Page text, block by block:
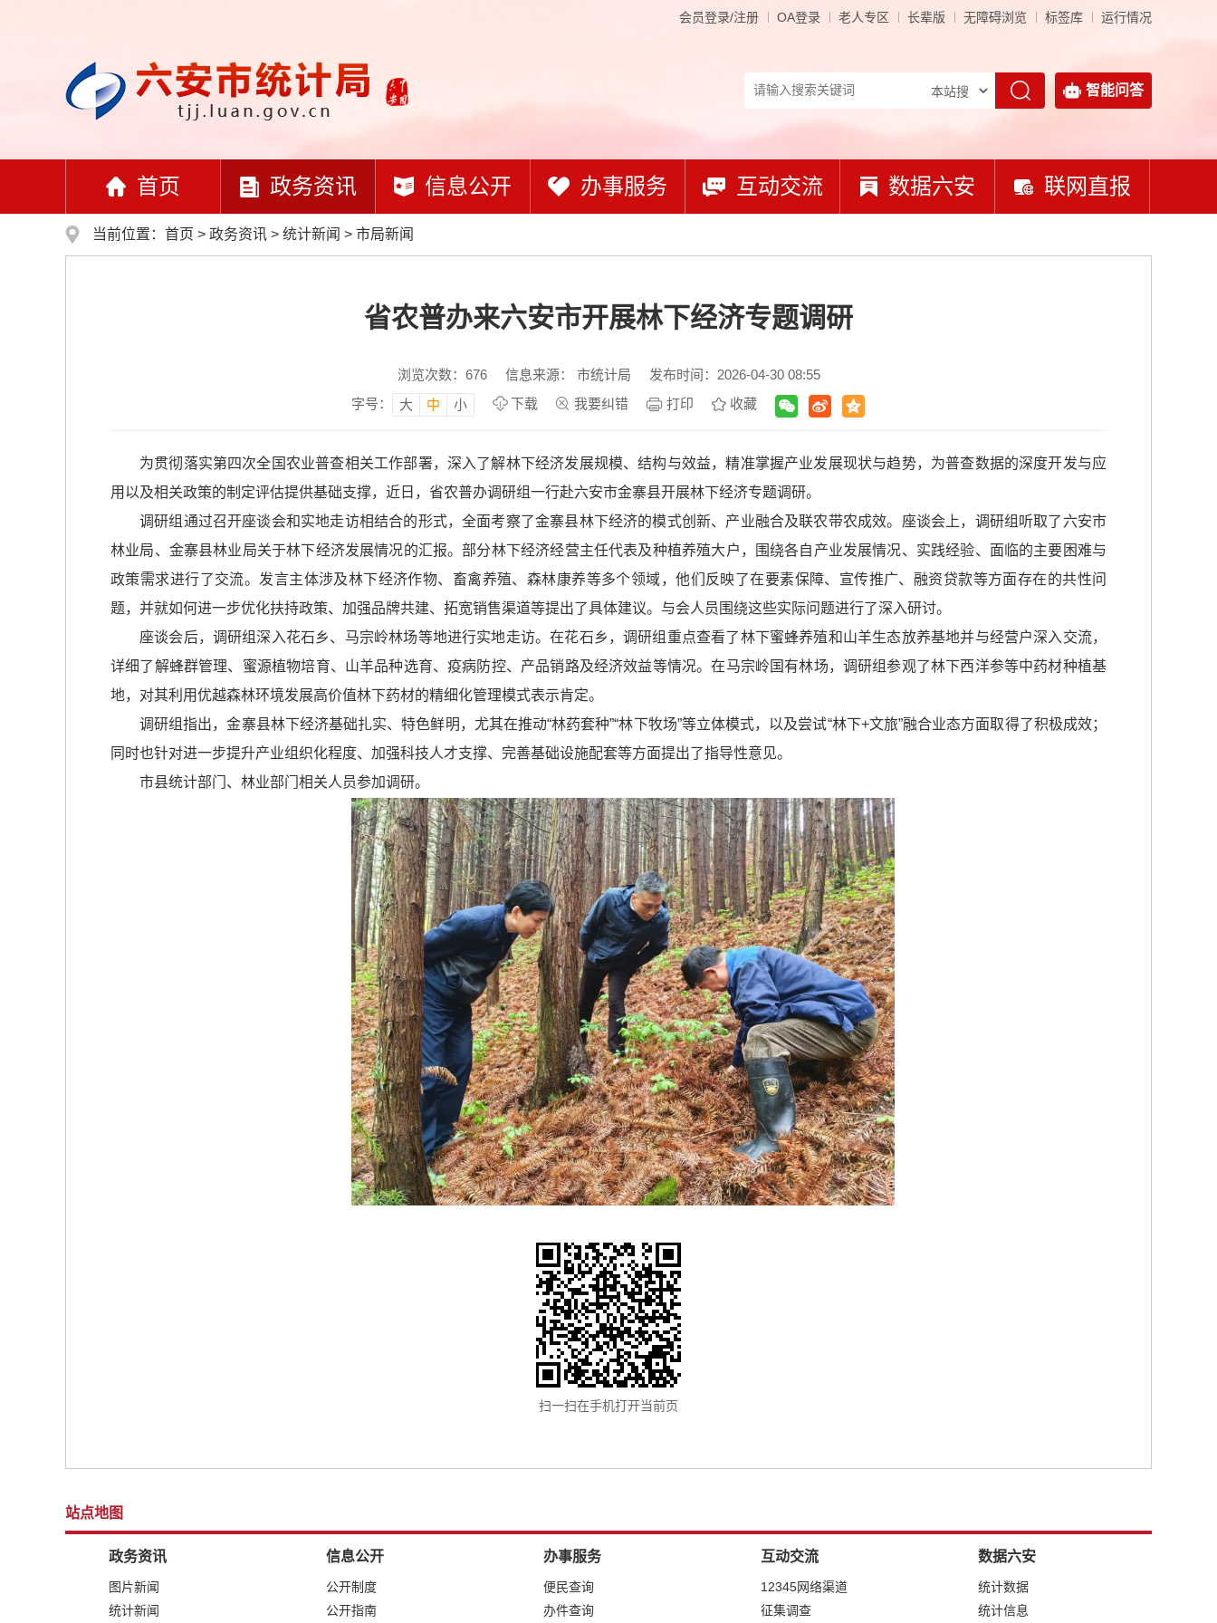
会员登录/注册 OA登录 老人专区 长辈版 无障碍浏览 标签库 运行情况
智能问答
首页 政务资讯 信息公开 办事服务 互动交流 数据六安 联网直报
当前位置： 首页 > 政务资讯 > 统计新闻 > 市局新闻
省农普办来六安市开展林下经济专题调研
浏览次数： 676 信息来源： 市统计局
发布时间：2026-04-30 08:55
字号：
大 中 小 下载 我要纠错 打印 收藏
为贯彻落实第四次全国农业普查相关工作部署，深入了解林下经济发展规模、结构与效益，精准掌握产业发展现状与趋势，为普查数据的深度开发与应
用以及相关政策的制定评估提供基础支撑，近日，省农普办调研组一行赴六安市金寨县开展林下经济专题调研。
调研组通过召开座谈会和实地走访相结合的形式，全面考察了金寨县林下经济的模式创新、产业融合及联农带农成效。座谈会上，调研组听取了六安市
林业局、金寨县林业局关于林下经济发展情况的汇报。部分林下经济经营主任代表及种植养殖大户，围绕各自产业发展情况、实践经验、面临的主要困难与
政策需求进行了交流。发言主体涉及林下经济作物、畜禽养殖、森林康养等多个领域，他们反映了在要素保障、宣传推广、融资贷款等方面存在的共性问
题，并就如何进一步优化扶持政策、加强品牌共建、拓宽销售渠道等提出了具体建议。与会人员围绕这些实际问题进行了深入研讨。
座谈会后，调研组深入花石乡、马宗岭林场等地进行实地走访。在花石乡，调研组重点查看了林下蜜蜂养殖和山羊生态放养基地并与经营户深入交流，
详细了解蜂群管理、蜜源植物培育、山羊品种选育、疫病防控、产品销路及经济效益等情况。在马宗岭国有林场，调研组参观了林下西洋参等中药材种植基
地，对其利用优越森林环境发展高价值林下药材的精细化管理模式表示肯定。
调研组指出，金寨县林下经济基础扎实、特色鲜明，尤其在推动“林药套种”“林下牧场”等立体模式，以及尝试“林下+文旅”融合业态方面取得了积极成效；
同时也针对进一步提升产业组织化程度、加强科技人才支撑、完善基础设施配套等方面提出了指导性意见。
市县统计部门、林业部门相关人员参加调研。
扫一扫在手机打开当前页
站点地图
政务资讯
图片新闻
统计新闻
信息公开
公开制度
公开指南
办事服务
便民查询
办件查询
互动交流
12345网络渠道
征集调查
数据六安
统计数据
统计信息